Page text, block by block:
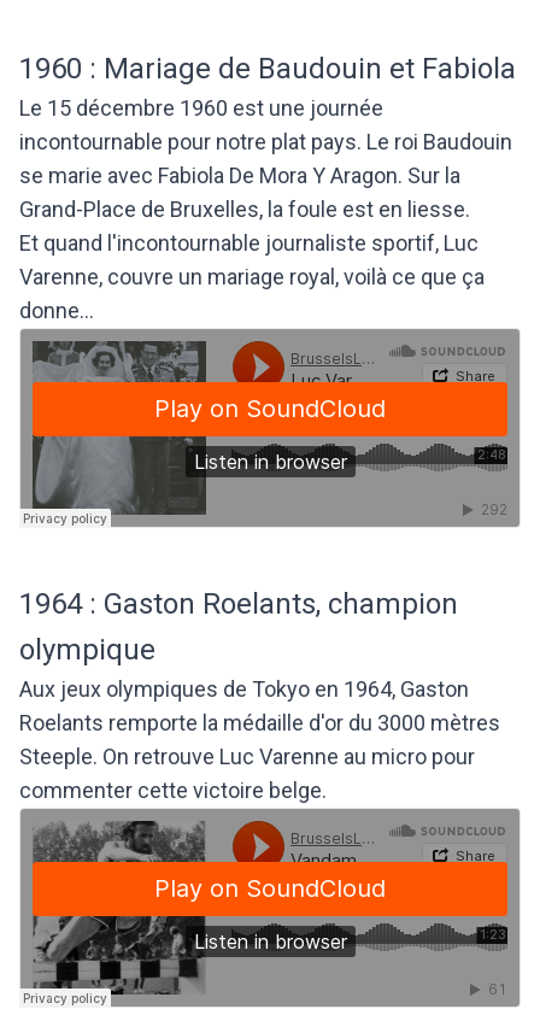
1960 : Mariage de Baudouin et Fabiola
Le 15 décembre 1960 est une journée
incontournable pour notre plat pays. Le roi Baudouin
se marie avec Fabiola De Mora Y Aragon. Sur la
Grand-Place de Bruxelles, la foule est en liesse.
Et quand l'incontournable journaliste sportif, Luc
Varenne, couvre un mariage royal, voilà ce que ça
donne...
1964 : Gaston Roelants, champion
olympique
Aux jeux olympiques de Tokyo en 1964, Gaston
Roelants remporte la médaille d'or du 3000 mètres
Steeple. On retrouve Luc Varenne au micro pour
commenter cette victoire belge.